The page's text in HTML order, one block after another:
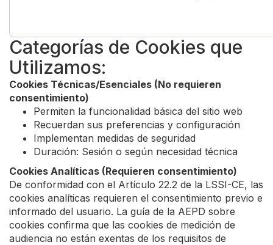
Categorías de Cookies que
Utilizamos:
Cookies Técnicas/Esenciales (No requieren
consentimiento)
Permiten la funcionalidad básica del sitio web
Recuerdan sus preferencias y configuración
Implementan medidas de seguridad
Duración: Sesión o según necesidad técnica
Cookies Analíticas (Requieren consentimiento)
De conformidad con el Artículo 22.2 de la LSSI-CE, las
cookies analíticas requieren el consentimiento previo e
informado del usuario. La guía de la AEPD sobre
cookies confirma que las cookies de medición de
audiencia no están exentas de los requisitos de